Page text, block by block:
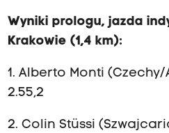
Wyniki prologu, jazda
Krakowie (1,4 km):
1. Alberto Monti
2.55,2
2. Colin Stüssi